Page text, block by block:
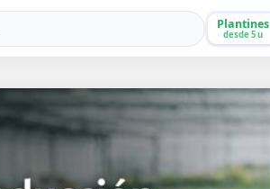
Plantines
desde 5 u